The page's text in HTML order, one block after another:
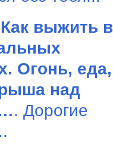
Как выжить в
Огонь, еда,
над
. Дорогие